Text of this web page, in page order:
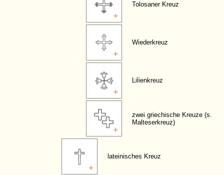
Tolosaner Kreuz
Wiederkreuz
Lilienkreuz
zwei griechische Kreuze (s.
Malteserkreuz)
lateinisches Kreuz